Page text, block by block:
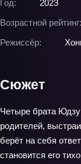
Год:
2023
Возрастной рейтинг:
Режиссёр:
Сюжет
Четыре брата
родителей,
берёт на себя
становится его